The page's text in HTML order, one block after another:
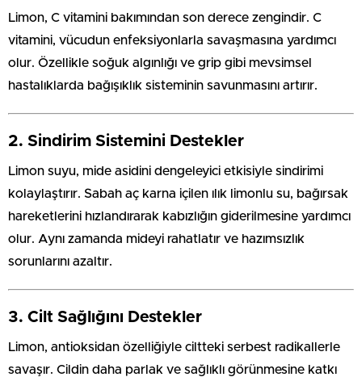
Limon, C vitamini bakımından son derece zengindir. C
vitamini, vücudun enfeksiyonlarla savaşmasına yardımcı
olur. Özellikle soğuk algınlığı ve grip gibi mevsimsel
hastalıklarda bağışıklık sisteminin savunmasını artırır.
2. Sindirim Sistemini Destekler
Limon suyu, mide asidini dengeleyici etkisiyle sindirimi
kolaylaştırır. Sabah aç karna içilen ılık limonlu su, bağırsak
hareketlerini hızlandırarak kabızlığın giderilmesine yardımcı
olur. Aynı zamanda mideyi rahatlatır ve hazımsızlık
sorunlarını azaltır.
3. Cilt Sağlığını Destekler
Limon, antioksidan özelliğiyle ciltteki serbest radikallerle
savaşır. Cildin daha parlak ve sağlıklı görünmesine katkı